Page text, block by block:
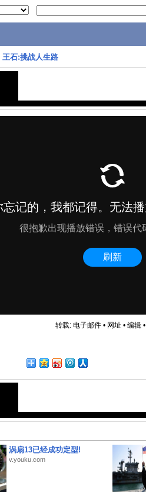
王石:挑战人生路
转载: 电子邮件• 网址 • 编辑•
涡扇13已经成功定型!
v.youku.com